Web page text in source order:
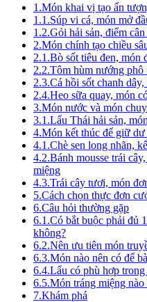
1.Món khai vị tạo ấn
1.1.Súp vi cá, món mở
1.2.Gỏi hải sản, điểm
2.Món chính tạo chiều
2.1.Bò sốt tiêu đen, món
2.2.Tôm hùm nướng phô
2.3.Cá hồi sốt chanh
2.4.Heo sữa quay, món
3.Món nước và món
3.1.Lẩu Thái hải sản,
4.Món kết thúc để giữ
4.1.Chè sen long nhãn,
4.2.Bánh mousse trái
miệng
4.3.Trái cây tươi, món
5.Cách chọn thực đơn
6.Câu hỏi thường gặp
6.1.Có bắt buộc phải đủ
không?
6.2.Nên ưu tiên món
6.3.Món nào nên có để
6.4.Lẩu có phù hợp
6.5.Món tráng miệng
7.Khám phá